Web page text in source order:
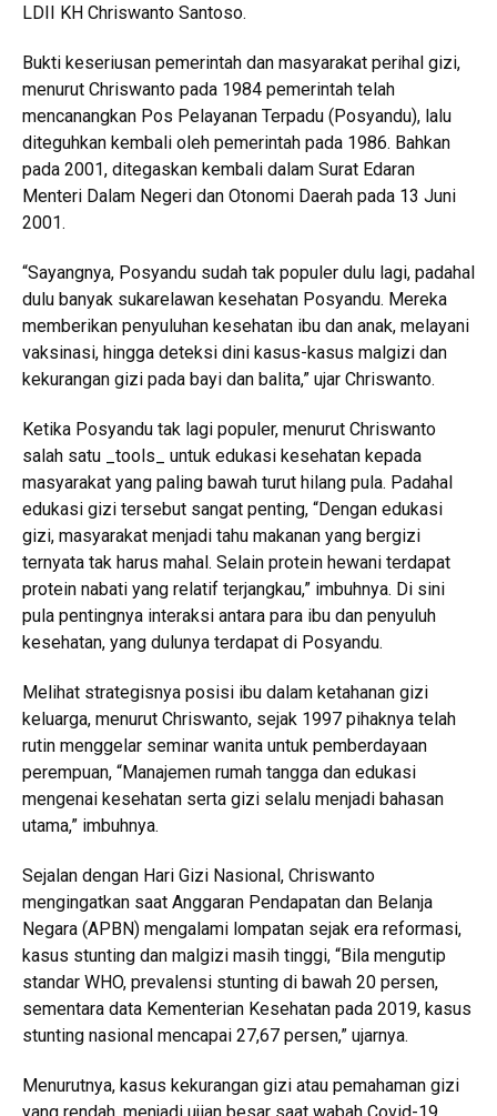
LDII KH Chriswanto Santoso.
Bukti keseriusan pemerintah dan masyarakat perihal gizi,
menurut Chriswanto pada 1984 pemerintah telah
mencanangkan Pos Pelayanan Terpadu (Posyandu), lalu
diteguhkan kembali oleh pemerintah pada 1986. Bahkan
pada 2001, ditegaskan kembali dalam Surat Edaran
Menteri Dalam Negeri dan Otonomi Daerah pada 13 Juni
2001.
“Sayangnya, Posyandu sudah tak populer dulu lagi, padahal
dulu banyak sukarelawan kesehatan Posyandu. Mereka
memberikan penyuluhan kesehatan ibu dan anak, melayani
vaksinasi, hingga deteksi dini kasus-kasus malgizi dan
kekurangan gizi pada bayi dan balita,” ujar Chriswanto.
Ketika Posyandu tak lagi populer, menurut Chriswanto
salah satu _tools_ untuk edukasi kesehatan kepada
masyarakat yang paling bawah turut hilang pula. Padahal
edukasi gizi tersebut sangat penting, “Dengan edukasi
gizi, masyarakat menjadi tahu makanan yang bergizi
ternyata tak harus mahal. Selain protein hewani terdapat
protein nabati yang relatif terjangkau,” imbuhnya. Di sini
pula pentingnya interaksi antara para ibu dan penyuluh
kesehatan, yang dulunya terdapat di Posyandu.
Melihat strategisnya posisi ibu dalam ketahanan gizi
keluarga, menurut Chriswanto, sejak 1997 pihaknya telah
rutin menggelar seminar wanita untuk pemberdayaan
perempuan, “Manajemen rumah tangga dan edukasi
mengenai kesehatan serta gizi selalu menjadi bahasan
utama,” imbuhnya.
Sejalan dengan Hari Gizi Nasional, Chriswanto
mengingatkan saat Anggaran Pendapatan dan Belanja
Negara (APBN) mengalami lompatan sejak era reformasi,
kasus stunting dan malgizi masih tinggi, “Bila mengutip
standar WHO, prevalensi stunting di bawah 20 persen,
sementara data Kementerian Kesehatan pada 2019, kasus
stunting nasional mencapai 27,67 persen,” ujarnya.
Menurutnya, kasus kekurangan gizi atau pemahaman gizi